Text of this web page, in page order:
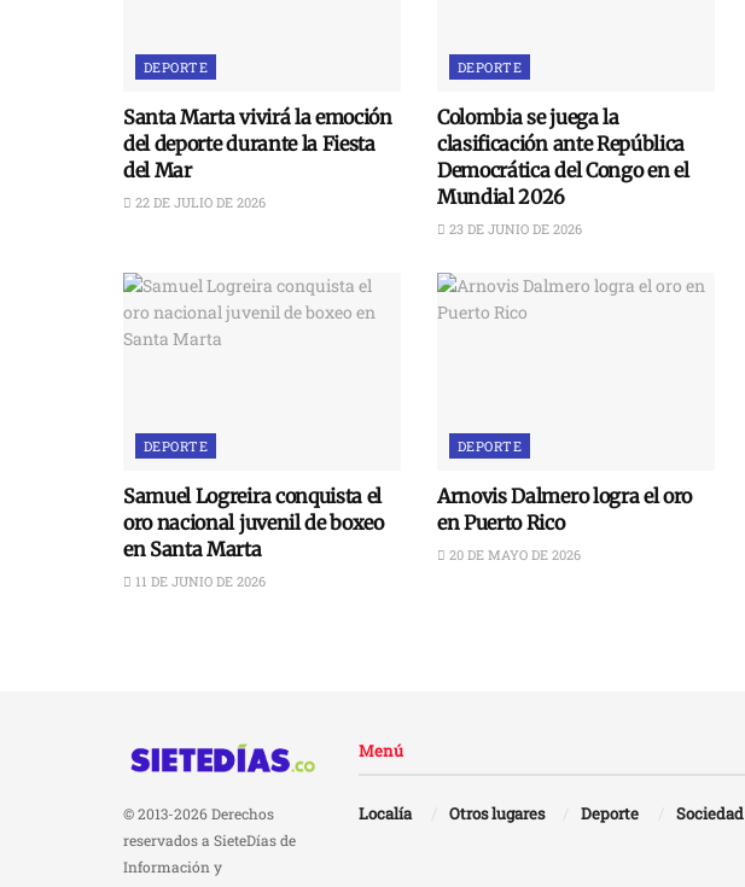
DEPORTE
Santa Marta vivirá la emoción
del deporte durante la Fiesta
del Mar
22 DE JULIO DE 2026
DEPORTE
Colombia se juega la
clasificación ante República
Democrática del Congo en el
Mundial 2026
23 DE JUNIO DE 2026
DEPORTE
Samuel Logreira conquista el
oro nacional juvenil de boxeo
en Santa Marta
11 DE JUNIO DE 2026
DEPORTE
Arnovis Dalmero logra el oro
en Puerto Rico
20 DE MAYO DE 2026
© 2013-2026 Derechos
reservados a SieteDías de
Información y
Menú
Localía Otros lugares Deporte Sociedad